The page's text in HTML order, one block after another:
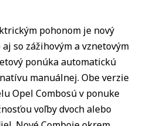
pohonom je nový
so zážihovým a vznetovým
ponúka automatickú
manuálnej. Obe verzie
Opel Combosú v ponuke
voľby dvoch alebo